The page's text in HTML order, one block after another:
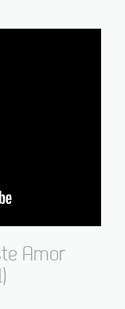
Amor